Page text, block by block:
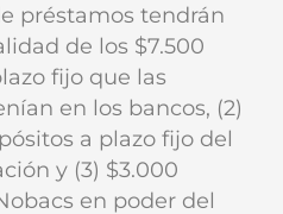
préstamos tendrán
de los $7.500
fijo que las
en los bancos, (2)
a plazo fijo del
y (3) $3.000
en poder del